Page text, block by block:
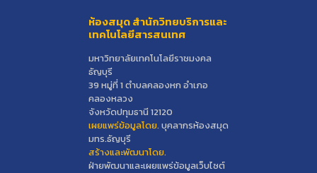
ห้องสมุด สำนักวิทยบริการและ
เทคโนโลยีสารสนเทศ
มหาวิทยาลัยเทคโนโลยีราชมงคล
ธัญบุรี
39 หมู่ที่ 1 ตำบลคลองหก อำเภอ
คลองหลวง
จังหวัดปทุมธานี 12120
เผยแพร่ข้อมูลโดย.บุคลากรห้องสมุด
มทร.ธัญบุรี
สร้างและพัฒนาโดย.
ฝ่ายพัฒนาและเผยแพร่ข้อมูลเว็บไซต์